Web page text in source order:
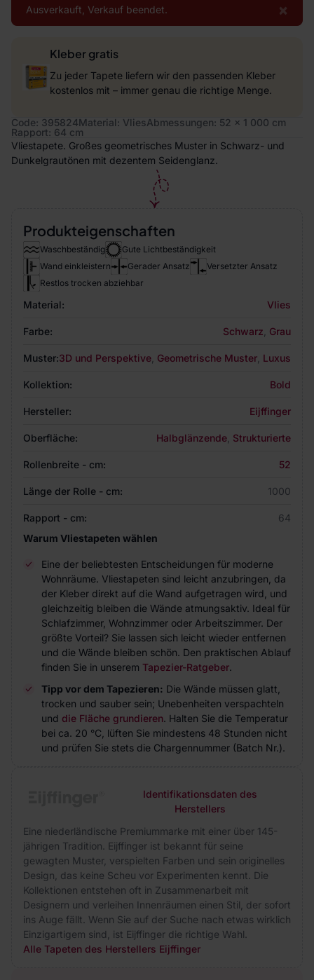
×
Ausverkauft, Verkauf beendet.
Kleber gratis
Zu jeder Tapete liefern wir den passenden Kleber
kostenlos mit – immer genau die richtige Menge.
Code: 395824Material: VliesAbmessungen: 52 x 1 000 cm
Rapport: 64 cm
Vliestapete. Großes geometrisches Muster in Schwarz- und
Dunkelgrautönen mit dezentem Seidenglanz.
Produkteigenschaften
Waschbeständig
Gute Lichtbeständigkeit
Wand einkleistern
Gerader Ansatz
Versetzter Ansatz
Restlos trocken abziehbar
Material: Vlies
Farbe: Schwarz Grau
Muster:3D und Perspektive Geometrische Muster Luxus
Kollektion: Bold
Hersteller: Eijffinger
Oberfläche: Halbglänzende Strukturierte
Rollenbreite - cm: 52
Länge der Rolle - cm: 1000
Rapport - cm:
64
Warum Vliestapeten wählen
Eine der beliebtesten Entscheidungen für moderne
Wohnräume. Vliestapeten sind leicht anzubringen, da
der Kleber direkt auf die Wand aufgetragen wird, und
gleichzeitig bleiben die Wände atmungsaktiv. Ideal für
Schlafzimmer, Wohnzimmer oder Arbeitszimmer. Der
größte Vorteil? Sie lassen sich leicht wieder entfernen
und die Wände bleiben schön. Den praktischen Ablauf
finden Sie in unserem Tapezier-Ratgeber.
Tipp vor dem Tapezieren: Die Wände müssen glatt,
trocken und sauber sein; Unebenheiten verspachteln
und die Fläche grundieren. Halten Sie die Temperatur
bei ca. 20 °C, lüften Sie mindestens 48 Stunden nicht
und prüfen Sie stets die Chargennummer (Batch Nr.).
Identifikationsdaten des
Herstellers
Eine niederländische Premiummarke mit einer über 145-
jährigen Tradition. Eijffinger ist bekannt für seine
gewagten Muster, verspielten Farben und sein originelles
Design, das keine Scheu vor Experimenten kennt. Die
Kollektionen entstehen oft in Zusammenarbeit mit
Designern und verleihen Innenräumen einen Stil, der sofort
ins Auge fällt. Wenn Sie auf der Suche nach etwas wirklich
Einzigartigem sind, ist Eijffinger die richtige Wahl.
Alle Tapeten des Herstellers Eijffinger